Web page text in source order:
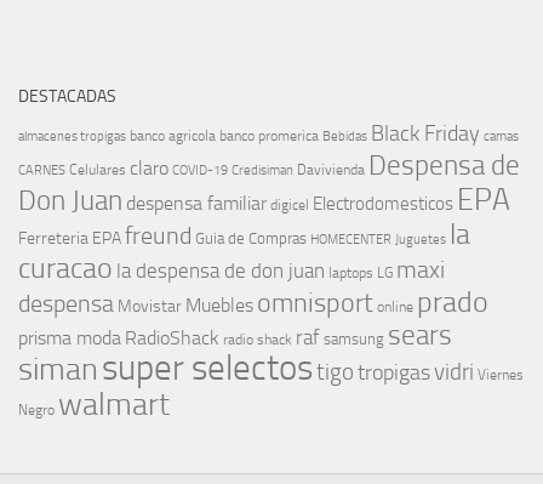
DESTACADAS
almacenes tropigas banco agricola banco promerica Bebidas Black Friday camas
CARNES Celulares claro COVID-19 Credisiman Davivienda Despensa de
Don Juan despensa familiar digicel Electrodomesticos EPA
Ferreteria EPAfreund Guia de Compras HOMECENTER Juguetes la
curacao la despensa de don juan laptops LG maxi
despensa Movistar Muebles omnisport online prado
prisma moda RadioShack radio shack raf samsung sears
simansuper selectostigotropigasvidri Viernes
Negro walmart